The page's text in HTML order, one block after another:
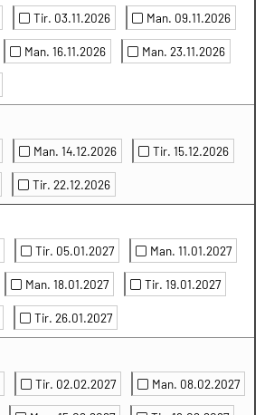
Tir. 03.11.2026 Man. 09.11.2026
Man. 16.11.2026 Man. 23.11.2026
Man. 14.12.2026 Tir. 15.12.2026
Tir. 22.12.2026
Tir. 05.01.2027 Man. 11.01.2027
Man. 18.01.2027 Tir. 19.01.2027
Tir. 26.01.2027
Tir. 02.02.2027 Man. 08.02.2027